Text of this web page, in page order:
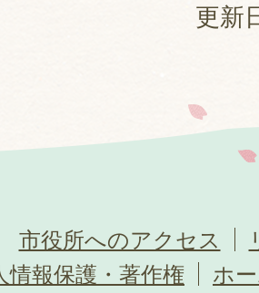
更新
市役所へのアクセス
情報保護・著作権
ホ